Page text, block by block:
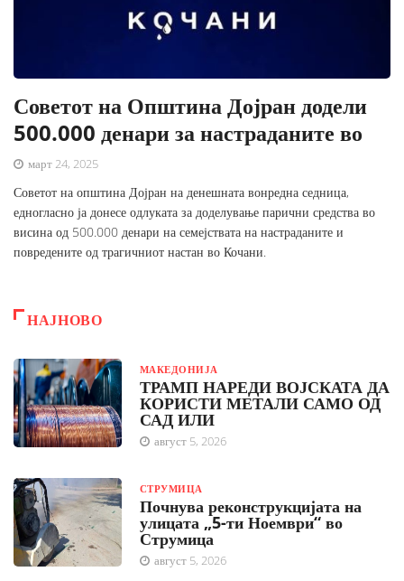
Советот на Општина Дојран додели
500.000 денари за настраданите во
март 24, 2025
Советот на општина Дојран на денешната вонредна седница,
едногласно ја донесе одлуката за доделување парични средства во
висина од 500.000 денари на семејствата на настраданите и
повредените од трагичниот настан во Кочани.
НАЈНОВО
МАКЕДОНИЈА
ТРАМП НАРЕДИ ВОЈСКАТА ДА
КОРИСТИ МЕТАЛИ САМО ОД
САД ИЛИ
август 5, 2026
СТРУМИЦА
Почнува реконструкцијата на
улицата „5-ти Ноември“ во
Струмица
август 5, 2026